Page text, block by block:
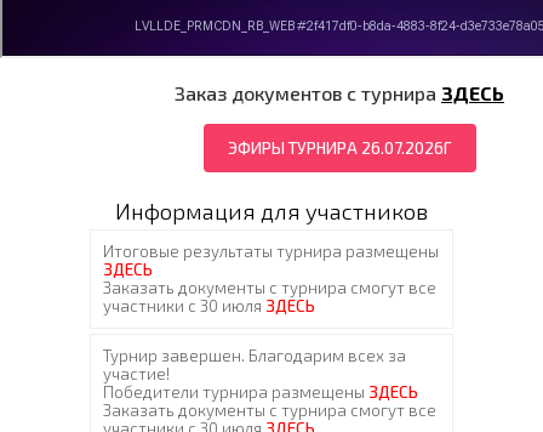
Заказ документов с турнира ЗДЕСЬ
ЭФИРЫ ТУРНИРА 26.07.2026Г
Информация для участников